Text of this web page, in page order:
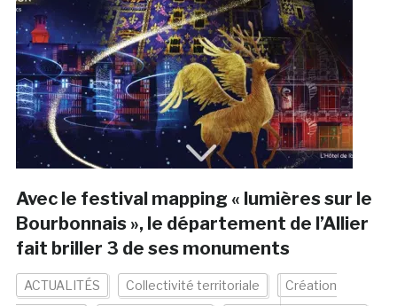
Avec le festival mapping « lumières sur le
Bourbonnais », le département de l’Allier
fait briller 3 de ses monuments
ACTUALITÉS Collectivité territoriale Création